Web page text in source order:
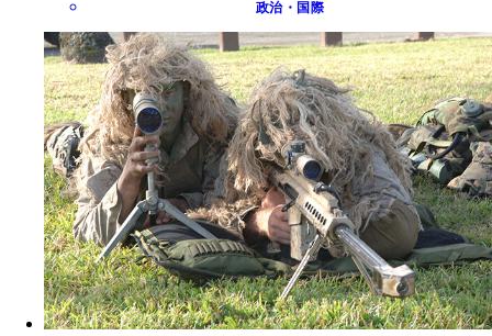
政治・国際